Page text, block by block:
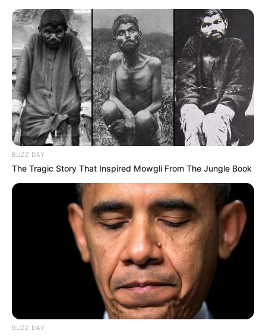
BUZZ DAY
The Tragic Story That Inspired Mowgli From The Jungle Book
BUZZ DAY